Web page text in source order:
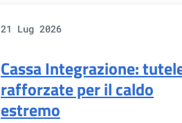
21 Lug 2026
Cassa Integrazione:
rafforzate per il caldo
estremo